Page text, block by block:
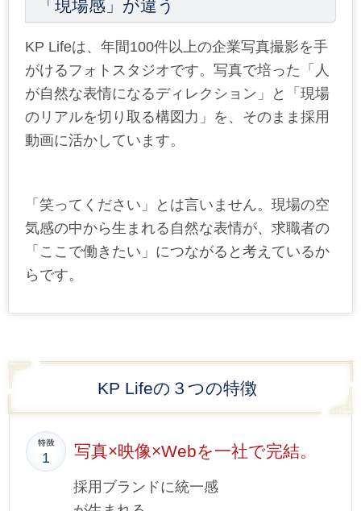
「現場感」が違う
KP Lifeは、年間100件以上の企業写真撮影を手
がけるフォトスタジオです。写真で培った「人
が自然な表情になるディレクション」と「現場
のリアルを切り取る構図力」を、そのまま採用
動画に活かしています。
「笑ってください」とは言いません。現場の空
気感の中から生まれる自然な表情が、求職者の
「ここで働きたい」につながると考えているか
らです。
KP Lifeの３つの特徴
写真×映像×Webを一社で完結。
採用ブランドに統一感